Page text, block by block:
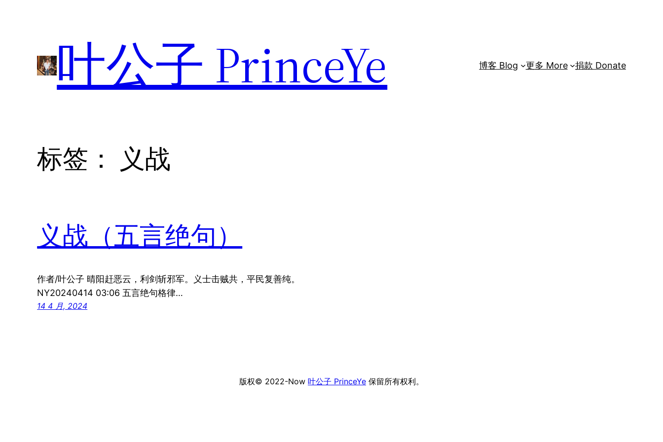
叶公子 PrinceYe 博客 Blog 更多 More 捐款 Donate
标签： 义战
义战（五言绝句）
作者/叶公子 晴阳赶恶云，利剑斩邪军。义士击贼共，平民复善纯。
NY20240414 03:06 五言绝句格律…
14 4 月, 2024
版权© 2022-Now 叶公子 PrinceYe 保留所有权利。